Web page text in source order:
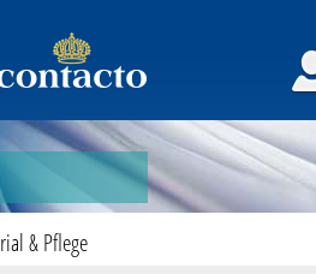
& Pflege